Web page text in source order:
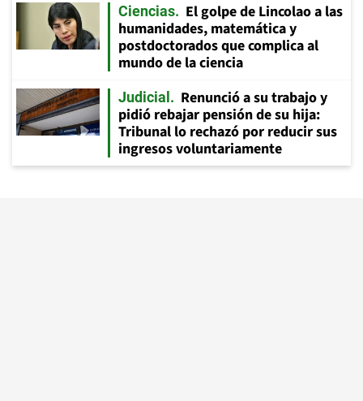
Ciencias
El golpe de Lincolao a las
humanidades, matemática y
postdoctorados que complica al
mundo de la ciencia
Judicial
Renunció a su trabajo y
pidió rebajar pensión de su hija:
Tribunal lo rechazó por reducir sus
ingresos voluntariamente